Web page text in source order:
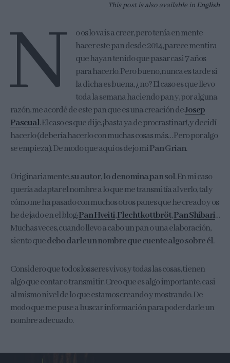
This post is also available in English
N
o os lo vais a creer, pero tenía en mente
hacer este pan desde 2014, parece mentira
que hayan tenido que pasar casi 7 años
para hacerlo. Pero bueno, nunca es tarde si
la dicha es buena, ¿no? El caso es que llevo
toda la semana haciendo pan y, por alguna
razón, me acordé de este pan que es una creación deJosep
Pascual. El caso es que dije, ¡basta ya de procrastinar!, y decidí
hacerlo (debería hacerlo con muchas cosas más… Pero por algo
se empieza). De modo que aquí os dejo miPan Grian.
Originariamente,su autor, lo denomina pan sol. En mi caso
quería adaptar el nombre a lo que me transmitía al verlo, tal y
cómo me ha pasado con muchos otros panes que he creado y os
he dejado en el blog;Pan Hveiti,Flechtkottbröt,Pan Shibari…
Muchas veces, cuando llevo a cabo un pan o una elaboración,
siento quedebo darle un nombre que cuente algo sobre él.
Considero que todos los seres vivos y todas las cosas, tienen
algo que contar o transmitir. Creo que es algo importante, casi
al mismo nivel de lo que estamos creando y mostrando. De
modo que me puse a buscar información para poder darle un
nombre adecuado.